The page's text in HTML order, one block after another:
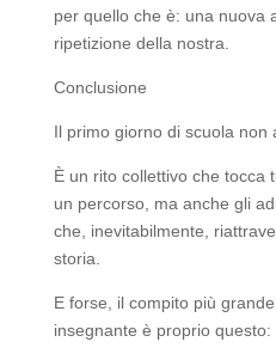
per quello che è: una nuova
ripetizione della nostra.
Conclusione
Il primo giorno di scuola non
È un rito collettivo che tocca
un percorso, ma anche gli
che, inevitabilmente,
storia.
E forse, il compito più
insegnante è proprio questo: